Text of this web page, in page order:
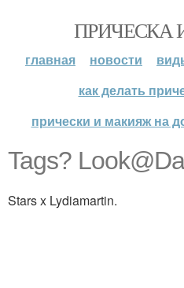
ПРИЧЕСКА
главная новости
как делать
прически и макияж на
Tags?
Stars x Lydiamartin.